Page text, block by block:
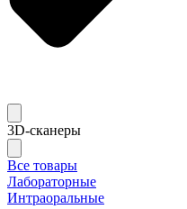
3D-сканеры
Все товары
Лабораторные
Интраоральные